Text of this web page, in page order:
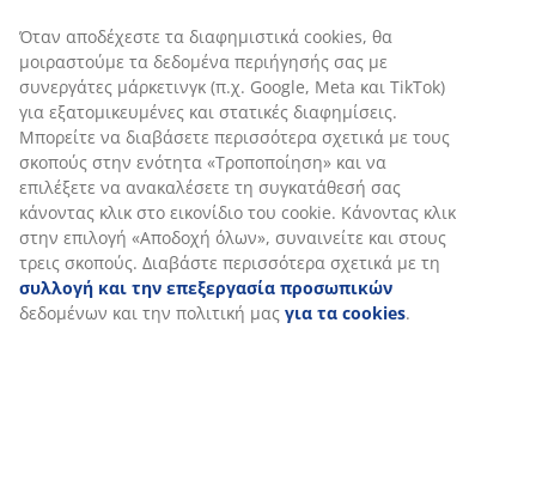
Όταν αποδέχεστε τα διαφημιστικά cookies, θα
μοιραστούμε τα δεδομένα περιήγησής σας με
συνεργάτες μάρκετινγκ (π.χ. Google, Meta και TikTok)
για εξατομικευμένες και στατικές διαφημίσεις.
Μπορείτε να διαβάσετε περισσότερα σχετικά με τους
σκοπούς στην ενότητα «Τροποποίηση» και να
επιλέξετε να ανακαλέσετε τη συγκατάθεσή σας
κάνοντας κλικ στο εικονίδιο του cookie. Κάνοντας κλικ
στην επιλογή «Αποδοχή όλων», συναινείτε και στους
τρεις σκοπούς. Διαβάστε περισσότερα σχετικά με τη
συλλογή και την επεξεργασία προσωπικών
δεδομένων και την πολιτική μας για τα cookies.